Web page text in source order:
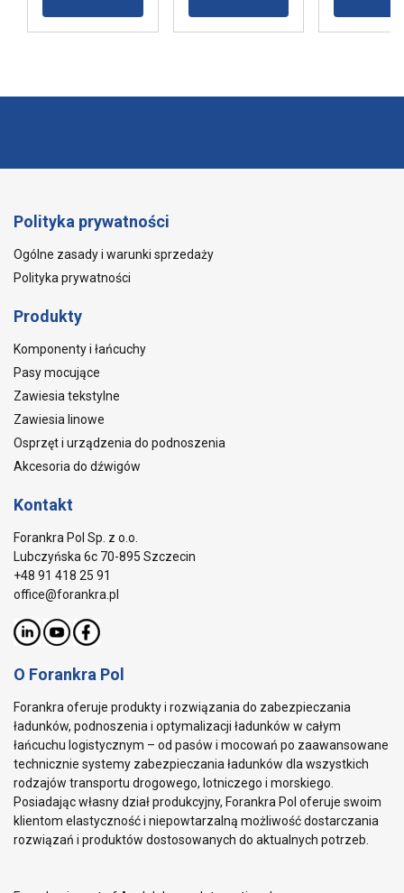
Polityka prywatności
Ogólne zasady i warunki sprzedaży
Polityka prywatności
Produkty
Komponenty i łańcuchy
Pasy mocujące
Zawiesia tekstylne
Zawiesia linowe
Osprzęt i urządzenia do podnoszenia
Akcesoria do dźwigów
Kontakt
Forankra Pol Sp. z o.o.
Lubczyńska 6c 70-895 Szczecin
+48 91 418 25 91
office@forankra.pl
O Forankra Pol
Forankra oferuje produkty i rozwiązania do zabezpieczania
ładunków, podnoszenia i optymalizacji ładunków w całym
łańcuchu logistycznym – od pasów i mocowań po zaawansowane
technicznie systemy zabezpieczania ładunków dla wszystkich
rodzajów transportu drogowego, lotniczego i morskiego.
Posiadając własny dział produkcyjny, Forankra Pol oferuje swoim
klientom elastyczność i niepowtarzalną możliwość dostarczania
rozwiązań i produktów dostosowanych do aktualnych potrzeb.